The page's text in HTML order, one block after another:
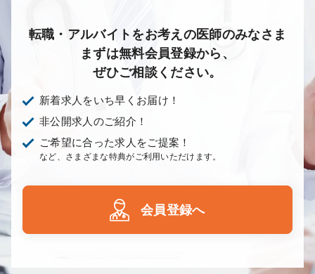
転職・アルバイトをお考えの医師のみなさま
まずは無料会員登録から、
ぜひご相談ください。
新着求人をいち早くお届け！
非公開求人のご紹介！
ご希望に合った求人をご提案！
など、さまざまな特典がご利用いただけます。
会員登録へ